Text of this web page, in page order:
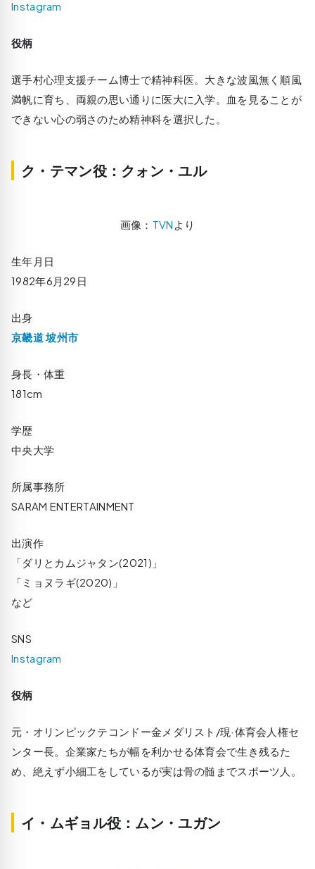
Instagram
役柄
選手村心理支援チーム博士で精神科医。大きな波風無く順風
満帆に育ち、両親の思い通りに医大に入学。血を見ることが
できない心の弱さのため精神科を選択した。
ク・テマン役：クォン・ユル
画像： TVN より
生年月日
1982年6月29日
出身
京畿道 坡州市
身長・体重
181cm
学歴
中央大学
所属事務所
SARAM ENTERTAINMENT
出演作
「ダリとカムジャタン(2021)」
「ミョヌラギ(2020)」
など
SNS
Instagram
役柄
元・オリンピックテコンドー金メダリスト/現·体育会人権セ
ンター長。企業家たちが幅を利かせる体育会で生き残るた
め、絶えず小細工をしているが実は骨の髄までスポーツ人。
イ・ムギョル役：ムン・ユガン